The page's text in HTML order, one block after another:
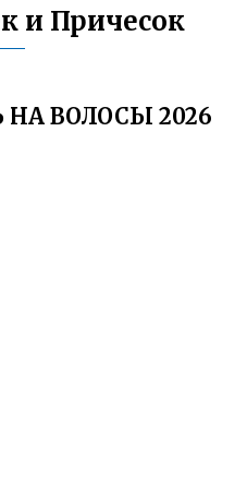
и Причесок
НА ВОЛОСЫ 2026